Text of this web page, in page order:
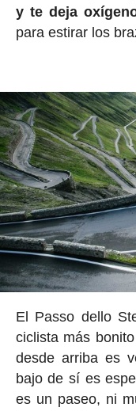
y te deja
para estirar los
El Passo dello
ciclista más
desde arriba es
bajo de sí es
es un paseo, ni